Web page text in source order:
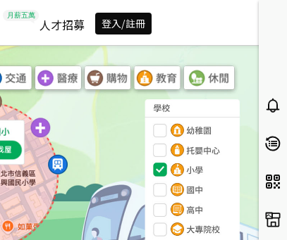
人才招募 登入/註冊